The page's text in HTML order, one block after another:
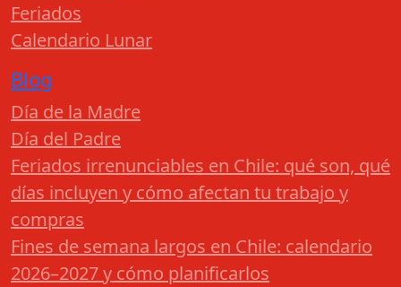
Feriados
Calendario Lunar
Blog
Día de la Madre
Día del Padre
Feriados irrenunciables en Chile: qué son, qué
días incluyen y cómo afectan tu trabajo y
compras
Fines de semana largos en Chile: calendario
2026–2027 y cómo planificarlos